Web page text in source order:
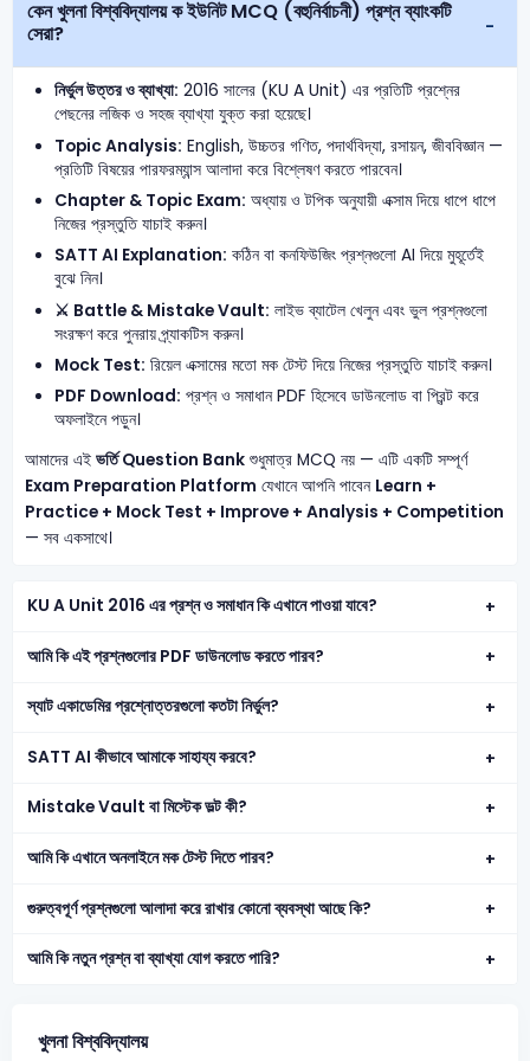
কেন খুলনা বিশ্ববিদ্যালয় ক ইউনিট MCQ (বহুনির্বাচনী) প্রশ্ন ব্যাংকটি
সেরা?
নির্ভুল উত্তর ও ব্যাখ্যা: 2016 সালের (KU A Unit) এর প্রতিটি প্রশ্নের
পেছনের লজিক ও সহজ ব্যাখ্যা যুক্ত করা হয়েছে।
Topic Analysis: English, উচ্চতর গণিত, পদার্থবিদ্যা, রসায়ন, জীববিজ্ঞান —
প্রতিটি বিষয়ের পারফরম্যান্স আলাদা করে বিশ্লেষণ করতে পারবেন।
Chapter & Topic Exam: অধ্যায় ও টপিক অনুযায়ী এক্সাম দিয়ে ধাপে ধাপে
নিজের প্রস্তুতি যাচাই করুন।
SATT AI Explanation: কঠিন বা কনফিউজিং প্রশ্নগুলো AI দিয়ে মুহূর্তেই
বুঝে নিন।
⚔️ Battle & Mistake Vault: লাইভ ব্যাটেল খেলুন এবং ভুল প্রশ্নগুলো
সংরক্ষণ করে পুনরায় প্র্যাকটিস করুন।
Mock Test: রিয়েল এক্সামের মতো মক টেস্ট দিয়ে নিজের প্রস্তুতি যাচাই করুন।
PDF Download: প্রশ্ন ও সমাধান PDF হিসেবে ডাউনলোড বা প্রিন্ট করে
অফলাইনে পড়ুন।
আমাদের এই ভর্তি Question Bankশুধুমাত্র MCQ নয় — এটি একটি সম্পূর্ণ
Exam Preparation Platform যেখানে আপনি পাবেন Learn +
Practice + Mock Test + Improve + Analysis + Competition
— সব একসাথে।
KU A Unit 2016 এর প্রশ্ন ও সমাধান কি এখানে পাওয়া যাবে?
আমি কি এই প্রশ্নগুলোর PDF ডাউনলোড করতে পারব?
স্যাট একাডেমির প্রশ্নোত্তরগুলো কতটা নির্ভুল?
SATT AI কীভাবে আমাকে সাহায্য করবে?
Mistake Vault বা মিস্টেক ভল্ট কী?
আমি কি এখানে অনলাইনে মক টেস্ট দিতে পারব?
গুরুত্বপূর্ণ প্রশ্নগুলো আলাদা করে রাখার কোনো ব্যবস্থা আছে কি?
আমি কি নতুন প্রশ্ন বা ব্যাখ্যা যোগ করতে পারি?
খুলনা বিশ্ববিদ্যালয়